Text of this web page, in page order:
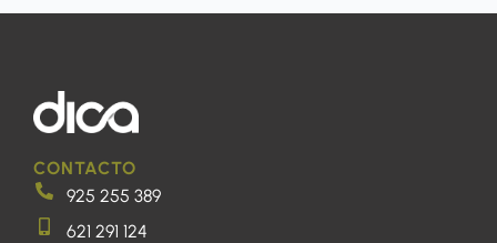
CONTACTO
925 255 389
621 291 124